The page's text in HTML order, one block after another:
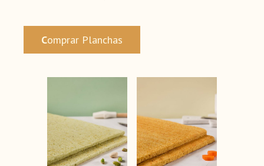
Comprar Planchas